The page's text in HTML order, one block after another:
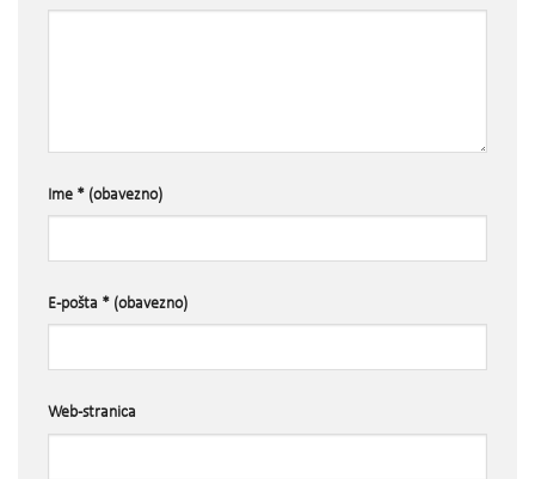
Ime * (obavezno)
E-pošta * (obavezno)
Web-stranica